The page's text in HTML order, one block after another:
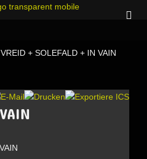
VREID + SOLEFALD + IN VAIN